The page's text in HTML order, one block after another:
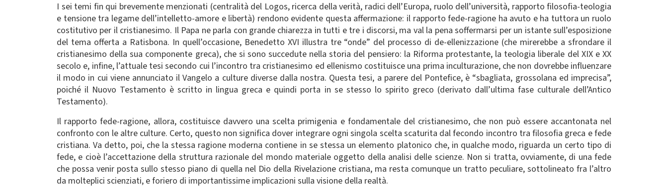
I sei temi fin qui brevemente menzionati (centralità del Logos, ricerca della verità, radici dell’Europa, ruolo dell’università, rapporto filosofia-teologia
e tensione tra legame dell’intelletto-amore e libertà) rendono evidente questa affermazione: il rapporto fede-ragione ha avuto e ha tuttora un ruolo
costitutivo per il cristianesimo. Il Papa ne parla con grande chiarezza in tutti e tre i discorsi, ma val la pena soffermarsi per un istante sull’esposizione
del tema offerta a Ratisbona. In quell’occasione, Benedetto XVI illustra tre “onde” del processo di de-ellenizzazione (che mirerebbe a sfrondare il
cristianesimo della sua componente greca), che si sono succedute nella storia del pensiero: la Riforma protestante, la teologia liberale del XIX e XX
secolo e, infine, l’attuale tesi secondo cui l’incontro tra cristianesimo ed ellenismo costituisce una prima inculturazione, che non dovrebbe influenzare
il modo in cui viene annunciato il Vangelo a culture diverse dalla nostra. Questa tesi, a parere del Pontefice, è “sbagliata, grossolana ed imprecisa”,
poiché il Nuovo Testamento è scritto in lingua greca e quindi porta in se stesso lo spirito greco (derivato dall’ultima fase culturale dell’Antico
Testamento).
Il rapporto fede-ragione, allora, costituisce davvero una scelta primigenia e fondamentale del cristianesimo, che non può essere accantonata nel
confronto con le altre culture. Certo, questo non significa dover integrare ogni singola scelta scaturita dal fecondo incontro tra filosofia greca e fede
cristiana. Va detto, poi, che la stessa ragione moderna contiene in se stessa un elemento platonico che, in qualche modo, riguarda un certo tipo di
fede, e cioè l’accettazione della struttura razionale del mondo materiale oggetto della analisi delle scienze. Non si tratta, ovviamente, di una fede
che possa venir posta sullo stesso piano di quella nel Dio della Rivelazione cristiana, ma resta comunque un tratto peculiare, sottolineato fra l’altro
da molteplici scienziati, e foriero di importantissime implicazioni sulla visione della realtà.